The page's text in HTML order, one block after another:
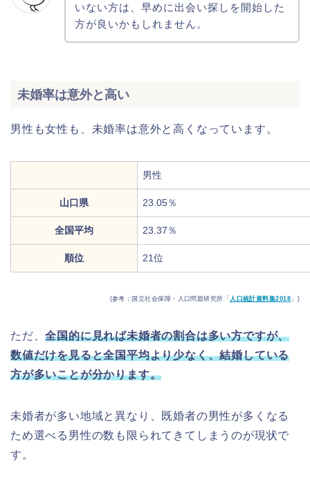
いない方は、早めに出会い探しを開始した
方が良いかもしれません。
未婚率は意外と高い
男性も女性も、未婚率は意外と高くなっています。
男性
山口県 23.05％
全国平均 23.37％
順位 21位
(参考：国立社会保障・人口問題研究所「 人口統計資料集2018 」)
ただ、全国的に見れば未婚者の割合は多い方ですが、
数値だけを見ると全国平均より少なく、結婚している
方が多いことが分かります。
未婚者が多い地域と異なり、既婚者の男性が多くなる
ため選べる男性の数も限られてきてしまうのが現状で
す。